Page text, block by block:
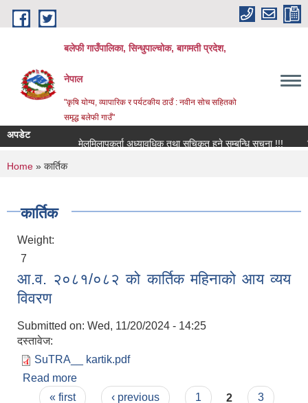
Skip to main content
बलेफी गाउँपालिका, सिन्धुपाल्चोक, बागमती प्रदेश,
नेपाल
"कृषि योग्य, व्यापारिक र पर्यटकीय ठाउँ : नवीन सोच सहितको
समृद्ध बलेफी गाउँ"
अपडेट
मेलमिलापकर्ता अध्यावधिक तथा सूचिकृत हुने सम्बन्धि सूचना !!!
You are here
Home » कार्तिक
कार्तिक
Weight:
7
आ.व. २०८१/०८२ को कार्तिक महिनाको आय व्यय
विवरण
Submitted on: Wed, 11/20/2024 - 14:25
दस्तावेज:
SuTRA__ kartik.pdf
Read more
विवरण
Pages
« first ‹ previous 1 2
3